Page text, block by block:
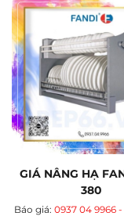
GIÁ NÂNG HẠ
380
Báo giá: 0937 04 9966